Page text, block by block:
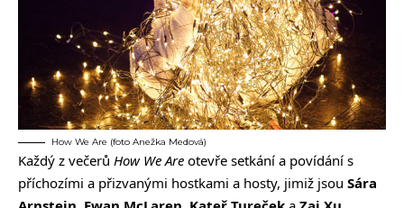
How We Are (foto Anežka Medová)
Každý z večerů How We Are otevře setkání a povídání s
příchozími a přizvanými hostkami a hosty, jimiž jsou Sára